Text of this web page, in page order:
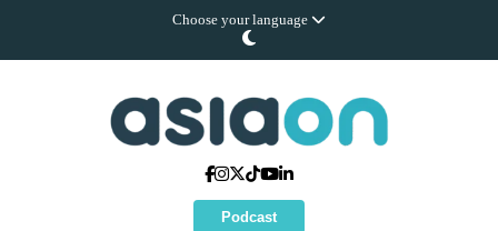
Choose your language
Podcast